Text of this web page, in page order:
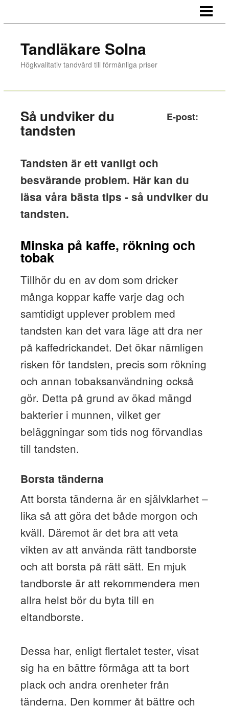
BEHANDLINGAR
BOKA TID/KONTAKT
AKUT TANDVÅRD
Tandläkare Solna
Högkvalitativ tandvård till förmånliga priser
Så undviker du
tandsten
Tandsten är ett vanligt och
besvärande problem. Här kan du
läsa våra bästa tips - så undviker du
tandsten.
Minska på kaffe, rökning och
tobak
Tillhör du en av dom som dricker
många koppar kaffe varje dag och
samtidigt upplever problem med
tandsten kan det vara läge att dra ner
på kaffedrickandet. Det ökar nämligen
risken för tandsten, precis som rökning
och annan tobaksanvändning också
gör. Detta på grund av ökad mängd
bakterier i munnen, vilket ger
beläggningar som tids nog förvandlas
till tandsten.
Borsta tänderna
Att borsta tänderna är en självklarhet –
lika så att göra det både morgon och
kväll. Däremot är det bra att veta
vikten av att använda rätt tandborste
och att borsta på rätt sätt. En mjuk
tandborste är att rekommendera men
allra helst bör du byta till en
eltandborste.
Dessa har, enligt flertalet tester, visat
sig ha en bättre förmåga att ta bort
plack och andra orenheter från
tänderna. Den kommer åt bättre och
E-post: